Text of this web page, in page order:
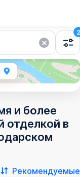
2
и более
отделкой в
Рекомендуемые